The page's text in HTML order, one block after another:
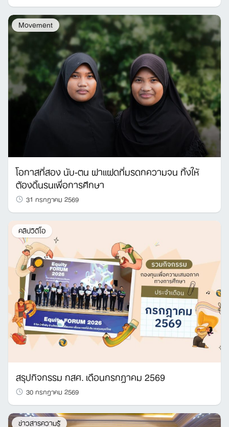
Movement
โอกาสที่สอง นับ-ตน ฝาแฝดที่มรดกความจน ทิ้งให้
ต้องดิ้นรนเพื่อการศึกษา
31 กรกฎาคม 2569
คลิปวิดีโอ
สรุปกิจกรรม กสศ. เดือนกรกฎาคม 2569
30 กรกฎาคม 2569
ข่าวสารความรู้